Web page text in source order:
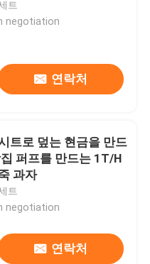
트
negotiation
연락처
트로 덮는 현금을 만드
과자
트
negotiation
연락처